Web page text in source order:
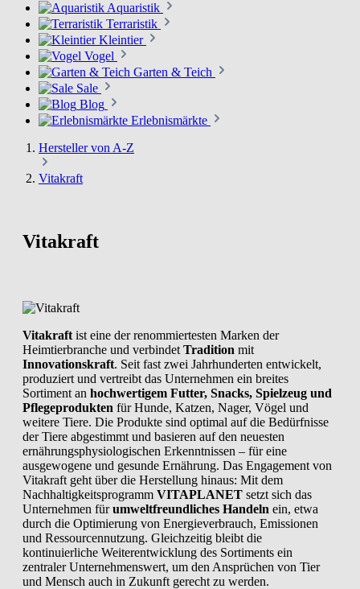
Aquaristik
Terraristik
Kleintier
Vogel
Garten & Teich
Sale
Blog
Erlebnismärkte
Hersteller von A-Z
Vitakraft
Vitakraft
Vitakraft ist eine der renommiertesten Marken der
Heimtierbranche und verbindet Tradition mit
Innovationskraft. Seit fast zwei Jahrhunderten entwickelt,
produziert und vertreibt das Unternehmen ein breites
Sortiment an hochwertigem Futter, Snacks, Spielzeug und
Pflegeprodukten für Hunde, Katzen, Nager, Vögel und
weitere Tiere. Die Produkte sind optimal auf die Bedürfnisse
der Tiere abgestimmt und basieren auf den neuesten
ernährungsphysiologischen Erkenntnissen – für eine
ausgewogene und gesunde Ernährung. Das Engagement von
Vitakraft geht über die Herstellung hinaus: Mit dem
Nachhaltigkeitsprogramm VITAPLANET setzt sich das
Unternehmen fürumweltfreundliches Handeln ein, etwa
durch die Optimierung von Energieverbrauch, Emissionen
und Ressourcennutzung. Gleichzeitig bleibt die
kontinuierliche Weiterentwicklung des Sortiments ein
zentraler Unternehmenswert, um den Ansprüchen von Tier
und Mensch auch in Zukunft gerecht zu werden.